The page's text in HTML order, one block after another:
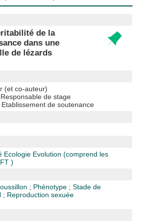
de la
dans une
de lézards
(et co-auteur)
, Responsable de stage
, Etablissement de soutenance
Ecologie Evolution (comprend les
)
; Phénotype ;Stade de
; Reproduction sexuée